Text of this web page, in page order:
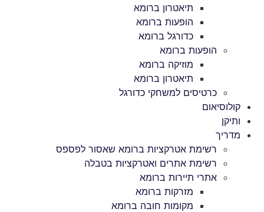
תיאטרון ברומא
הופעות ברומא
כדורגל ברומא
הופעות ברומא
מוזיקה ברומא
תיאטרון ברומא
כרטיסים למשחקי כדורגל
קולוסיאום
ותיקן
מדריך
רשימת אטרקציות ברומא שאסור לפספס
רשימת אתרים ואטרקציות בטבלה
אתרי תיירות ברומא
מזרקות ברומא
מקומות חובה ברומא